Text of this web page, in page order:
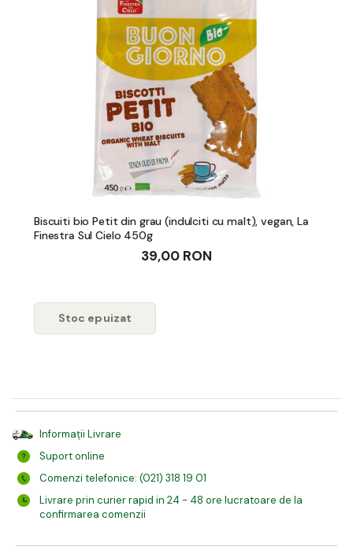
Biscuiti bio Petit din grau (indulciti cu malt), vegan, La
Finestra Sul Cielo 450g
39,00 RON
Stoc epuizat
Informații Livrare
Suport online
Comenzi telefonice: (021) 318 19 01
Livrare prin curier rapid in 24 - 48 ore lucratoare de la
confirmarea comenzii